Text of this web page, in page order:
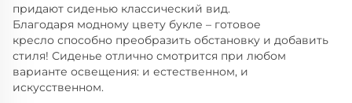
придают сиденью классический вид.
Благодаря модному цвету букле – готовое
кресло способно преобразить обстановку и добавить
стиля! Сиденье отлично смотрится при любом
варианте освещения: и естественном, и
искусственном.